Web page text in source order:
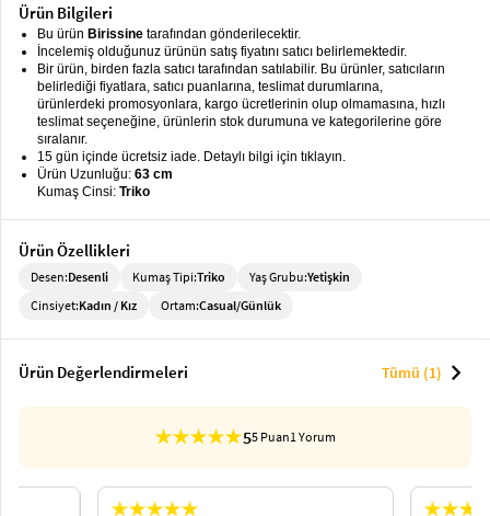
Tesettür
Giyim
keyboard_arrow_down
Büyük
Bedenkeyboard_arrow_down
Giyimkeyboard_arrow_down
Ürün Bilgileri
Bu ürün Birissine tarafından gönderilecektir.
İncelemiş olduğunuz ürünün satış fiyatını satıcı belirlemektedir.
Bir ürün, birden fazla satıcı tarafından satılabilir. Bu ürünler, satıcıların
belirlediği fiyatlara, satıcı puanlarına, teslimat durumlarına,
ürünlerdeki promosyonlara, kargo ücretlerinin olup olmamasına, hızlı
teslimat seçeneğine, ürünlerin stok durumuna ve kategorilerine göre
sıralanır.
15 gün içinde ücretsiz iade. Detaylı bilgi için tıklayın.
Ürün Uzunluğu: 63 cm
Kumaş Cinsi: Triko
Ürün Özellikleri
Desen:Desenli Kumaş Tipi:Triko Yaş Grubu:Yetişkin
Cinsiyet:Kadın / Kız Ortam:Casual/Günlük
Ürün Değerlendirmeleri Tümü (1) chevron_right
55 Puan1 Yorum